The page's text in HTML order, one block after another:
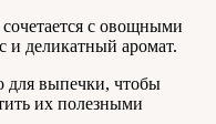
с овощными
и деликатный аромат.
для выпечки, чтобы
их полезными